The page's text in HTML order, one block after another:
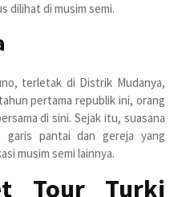
dilihat di musim semi.
terletak di Distrik Mudanya,
pertama republik ini, orang
di sini. Sejak itu, suasana
garis pantai dan gereja yang
musim semi lainnya.
Tour Turki